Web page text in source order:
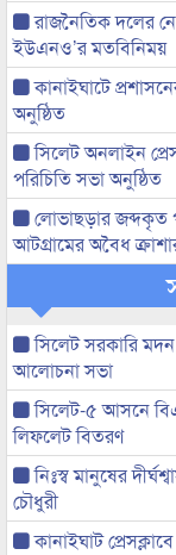
রাজনৈতিক দলের
ইউএনও’র মতবিনিময়
কানাইঘাটে
অনুষ্ঠিত
সিলেট অনলাইন
পরিচিতি সভা অনুষ্ঠিত
লোভাছড়ার জব্দকৃত
আটগ্রামের অবৈধ
সিলেট সরকারি
আলোচনা সভা
সিলেট-৫ আসনে
লিফলেট বিতরণ
নিঃস্ব মানুষের
চৌধুরী
কানাইঘাট